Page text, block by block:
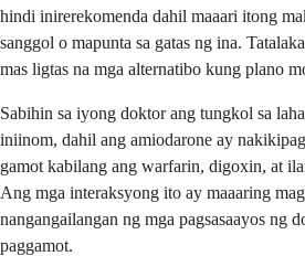
hindi inirerekomenda dahil maaari itong
sanggol o mapunta sa gatas ng ina.
mas ligtas na mga alternatibo kung plano
Sabihin sa iyong doktor ang tungkol sa
iniinom, dahil ang amiodarone ay
gamot kabilang ang warfarin, digoxin, at
Ang mga interaksyong ito ay maaaring
nangangailangan ng mga pagsasaayos ng
paggamot.